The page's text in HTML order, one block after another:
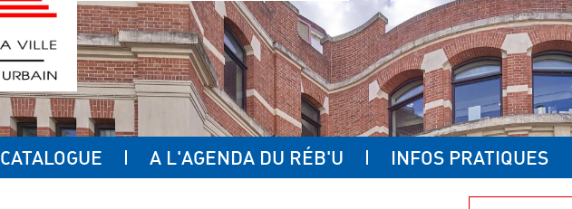
CATALOGUE A L'AGENDA DU RÉB'U INFOS PRATIQUES